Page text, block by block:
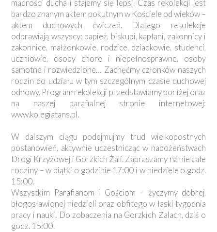
mądrości ducha i stajemy się lepsi. Czas rekolekcji jest
bardzo znanym aktem pokutnym w Kościele od wieków –
aktem duchowych ćwiczeń. Dlatego rekolekcje
odprawiają wszyscy: papież, biskupi, kapłani, zakonnicy i
zakonnice, małżonkowie, rodzice, dziadkowie, studenci,
uczniowie, osoby chore i niepełnosprawne, osoby
samotne i rozwiedzione… Zachęćmy członków naszych
rodzin do udziału w tym szczególnym czasie duchowej
odnowy. Program rekolekcji przedstawiamy poniżej oraz
na naszej parafialnej stronie internetowej:
www.kolegiatans.pl.
W dalszym ciągu podejmujmy trud wielkopostnych
postanowień, aktywnie uczestnicząc w nabożeństwach
Drogi Krzyżowej i Gorzkich Żali. Zapraszamy na nie całe
rodziny – w piątki o godzinie 17:00 i w niedziele o godz.
15:00.
Wszystkim Parafianom i Gościom – życzymy dobrej,
błogosławionej niedzieli oraz obfitego w łaski tygodnia
pracy i nauki. Do zobaczenia na Gorzkich Żalach, dziś o
godz. 15:00!